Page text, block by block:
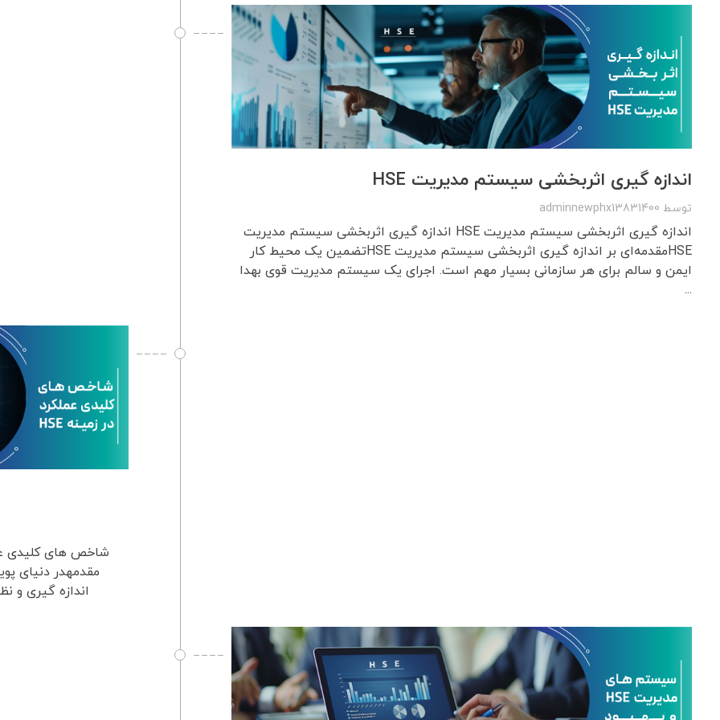
اندازه گیری اثربخشی سیستم مدیریت HSE
توسط adminnewphx13831400
اندازه گیری اثربخشی سیستم مدیریت HSE اندازه گیری اثربخشی سیستم مدیریت
HSEمقدمه‌ای بر اندازه گیری اثربخشی سیستم مدیریت HSEتضمین یک محیط کار
ایمن و سالم برای هر سازمانی بسیار مهم است. اجرای یک سیستم مدیریت قوی بهدا
...
اندازه گیری و